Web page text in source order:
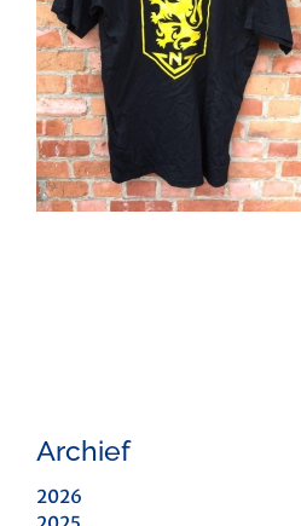
Archief
2026